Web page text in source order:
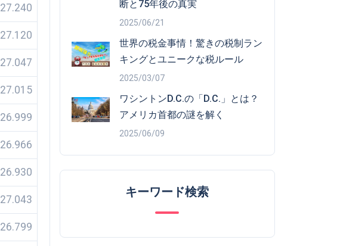
27.240
27.120
27.047
27.015
26.999
26.966
26.930
27.043
26.799
断と75年後の真実
2025/06/21
世界の税金事情！驚きの税制ラン
キングとユニークな税ルール
2025/03/07
ワシントンD.C.の「D.C.」とは？
アメリカ首都の謎を解く
2025/06/09
キーワード検索